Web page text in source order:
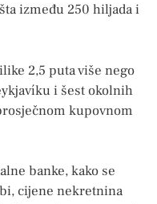
između 250 hiljada i
2,5 puta više nego
i šest okolnih
kupovnom
banke, kako se
cijene nekretnina